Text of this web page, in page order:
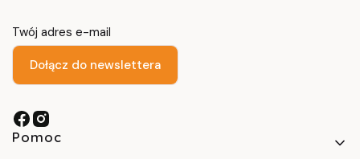
Twój adres e-mail
Dołącz do newslettera
Linki w stopce
Pomoc